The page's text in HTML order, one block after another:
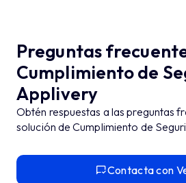
Preguntas
Cumplimiento de
Applivery
Obtén respuestas a las preguntas
solución de Cumplimiento de
Contacta con